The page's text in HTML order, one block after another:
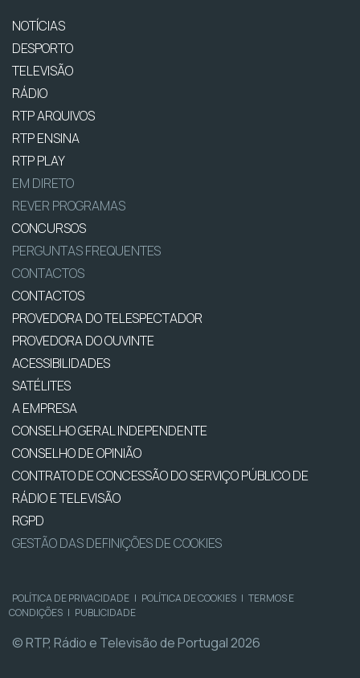
NOTÍCIAS
DESPORTO
TELEVISÃO
RÁDIO
RTP ARQUIVOS
RTP ENSINA
RTP PLAY
EM DIRETO
REVER PROGRAMAS
CONCURSOS
PERGUNTAS FREQUENTES
CONTACTOS
CONTACTOS
PROVEDORA DO TELESPECTADOR
PROVEDORA DO OUVINTE
ACESSIBILIDADES
SATÉLITES
A EMPRESA
CONSELHO GERAL INDEPENDENTE
CONSELHO DE OPINIÃO
CONTRATO DE CONCESSÃO DO SERVIÇO PÚBLICO DE
RÁDIO E TELEVISÃO
RGPD
GESTÃO DAS DEFINIÇÕES DE COOKIES
POLÍTICA DE PRIVACIDADE | POLÍTICA DE COOKIES | TERMOS E
CONDIÇÕES | PUBLICIDADE
© RTP, Rádio e Televisão de Portugal 2026